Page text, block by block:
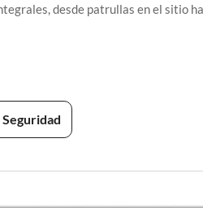
desde patrullas en el sitio